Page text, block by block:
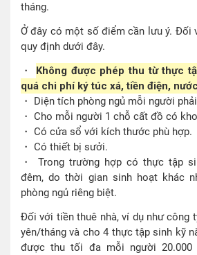
tháng.
Ở đây có một số điểm cần lưu ý. Đối
quy định dưới đây.
・ Không được phép thu từ thực
quá chi phí ký túc xá, tiền điện,
・ Diện tích phòng ngủ mỗi người
・ Cho mỗi người 1 chỗ cất đồ có
・ Có cửa sổ với kích thước phù hợp.
・ Có thiết bị sưởi.
・ Trong trường hợp có thực tập
đêm, do thời gian sinh hoạt khác
phòng ngủ riêng biệt.
Đối với tiền thuê nhà, ví dụ như công
yên/tháng và cho 4 thực tập sinh kỹ
được thu tối đa mỗi người 20.000